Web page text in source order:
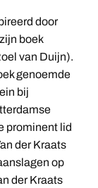
door
boek
van Duijn).
genoemde
bij
prominent lid
der Kraats
op
der Kraats